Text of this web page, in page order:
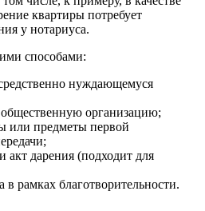
квартиры потребует
у нотариуса.
способами:
нуждающемуся
общественную организацию;
или предметы первой
акт дарения (подходит для
в рамках благотворительности.